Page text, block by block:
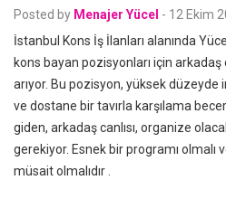
Posted by Menajer Yücel - 12 Ekim
İstanbul Kons İş İlanları alanında
kons bayan pozisyonları için
arıyor. Bu pozisyon, yüksek
ve dostane bir tavırla karşılama
giden, arkadaş canlısı, organize
gerekiyor. Esnek bir programı olmalı
müsait olmalıdır .